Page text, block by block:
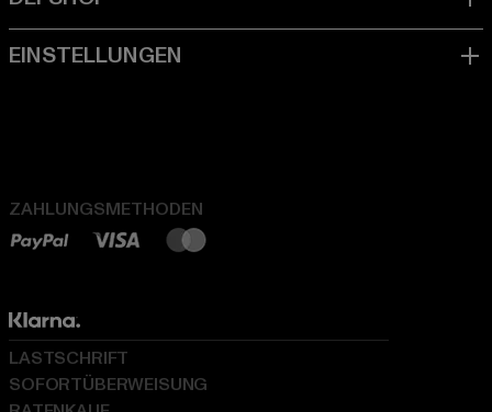
ZAHLUNGSMETHODEN
LASTSCHRIFT
SOFORTÜBERWEISUNG